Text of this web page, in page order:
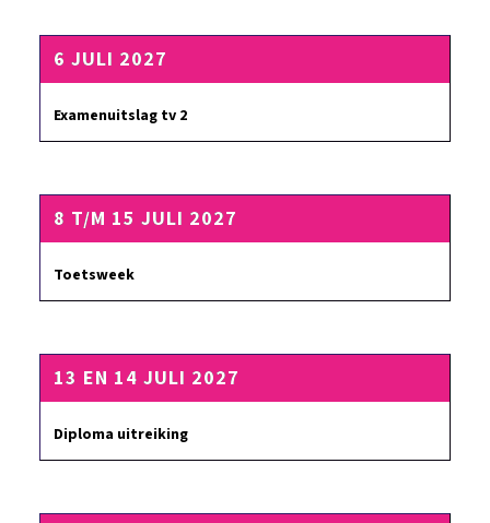
6 JULI 2027
Examenuitslag tv 2
8 T/M 15 JULI 2027
Toetsweek
13 EN 14 JULI 2027
Diploma uitreiking